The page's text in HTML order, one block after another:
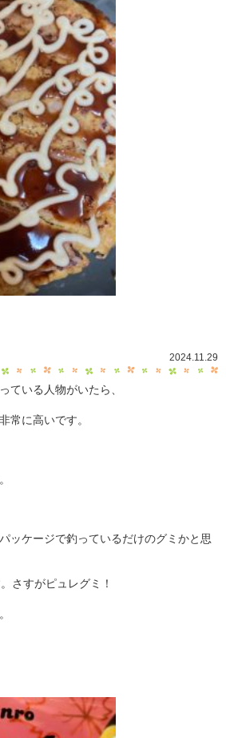
2024.11.29
ている人物がいたら、
常に高いです。
ッケージで釣っているだけのグミかと思
さすがピュレグミ！